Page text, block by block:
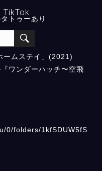
TikTok
トゥーあり
ームステイ」(2021)
ワンダーハッチ〜空飛
0/folders/1kfSDUW5fS